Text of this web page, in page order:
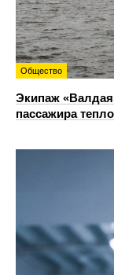
Общество
Экипаж
пассажира